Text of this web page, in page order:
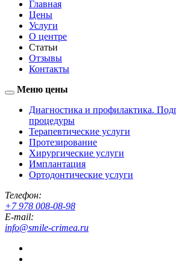
Главная
Цены
Услуги
О центре
Статьи
Отзывы
Контакты
Toggle
navigation
Меню цены
Диагностика и профилактика.
процедуры
Терапевтические услуги
Протезирование
Хирургические услуги
Имплантация
Ортодонтические услуги
Телефон:
+7 978 008-08-98
E-mail:
info@smile-crimea.ru